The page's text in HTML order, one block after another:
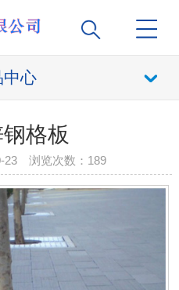
中心
格板
23 浏览次数： 189